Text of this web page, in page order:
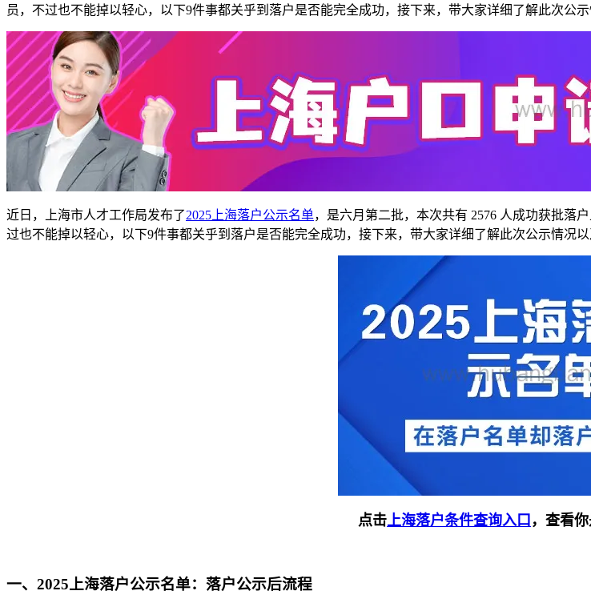
员，不过也不能掉以轻心，以下9件事都关乎到落户是否能完全成功，接下来，带大家详细了解此次公示
近日，上海市人才工作局发布了2025上海落户公示名单，是六月第二批，本次共有 2576 人成功获批落
过也不能掉以轻心，以下9件事都关乎到落户是否能完全成功，接下来，带大家详细了解此次公示情况以
点击 上海落户条件查询入口 ，查看
一、2025上海落户公示名单：落户公示后流程